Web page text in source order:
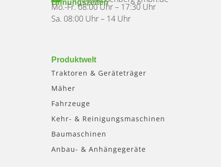
Öffnungszeiten
Mo.-Fr. 08:00 Uhr – 17:30 Uhr
Sa. 08:00 Uhr – 14 Uhr
Produktwelt
Traktoren & Geräteträger
Mäher
Fahrzeuge
Kehr- & Reinigungsmaschinen
Baumaschinen
Anbau- & Anhängegeräte